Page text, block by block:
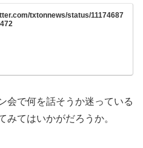
txtonnews/status/11174687
会で何を話そうか迷っている
みてはいかがだろうか。